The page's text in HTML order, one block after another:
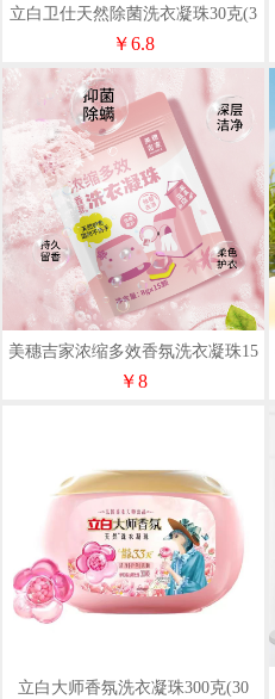
立白卫仕天然除菌洗衣凝珠30克(3
颗)旅行装
￥6.8
美穗吉家浓缩多效香氛洗衣凝珠15
颗
￥8
立白大师香氛洗衣凝珠300克(30